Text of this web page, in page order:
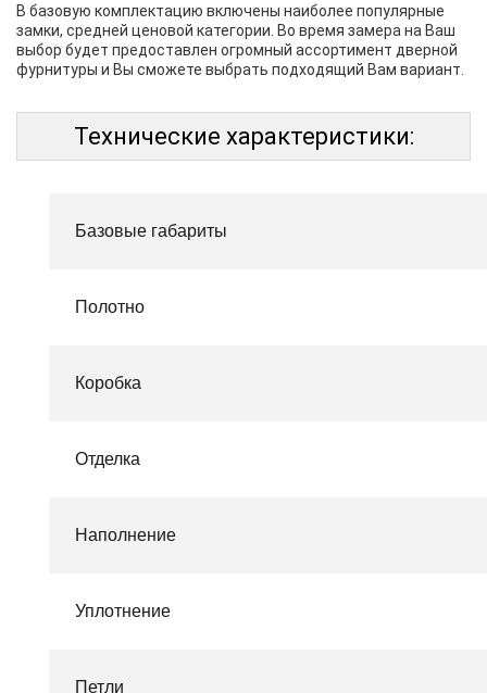
В базовую комплектацию включены наиболее популярные
замки, средней ценовой категории. Во время замера на Ваш
выбор будет предоставлен огромный ассортимент дверной
фурнитуры и Вы сможете выбрать подходящий Вам вариант.
Технические характеристики:
Базовые габариты
Полотно
Коробка
Отделка
Наполнение
Уплотнение
Петли